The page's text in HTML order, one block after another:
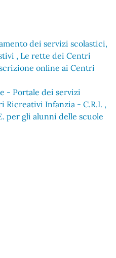
dei servizi scolastici,
Le rette dei Centri
online ai Centri
- Portale dei servizi
Ricreativi Infanzia - C.R.I.
per gli alunni delle scuole